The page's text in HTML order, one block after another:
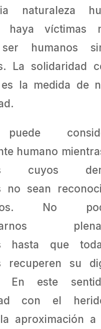
naturaleza
haya víctimas
ser humanos
La solidaridad
la medida de
humano
cuyos
no sean
No
hasta que
recuperen su
En este
con el
aproximación